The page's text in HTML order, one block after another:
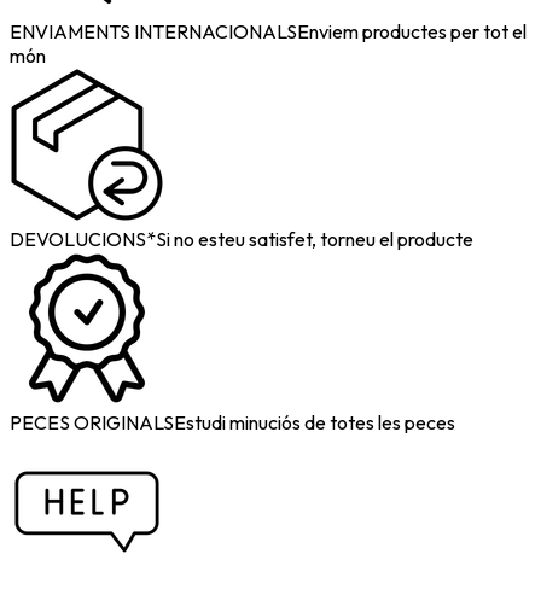
ENVIAMENTS INTERNACIONALSEnviem productes per tot el
món
DEVOLUCIONS*Si no esteu satisfet, torneu el producte
PECES ORIGINALSEstudi minuciós de totes les peces